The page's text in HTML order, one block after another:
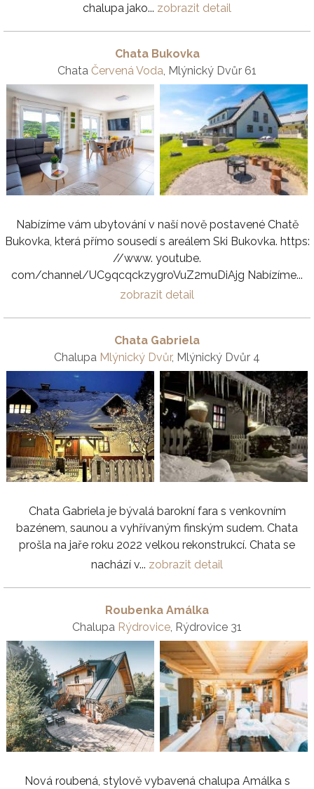
chalupa jako... zobrazit detail
Chata Bukovka
Chata Červená Voda , Mlýnický Dvůr 61
Nabízíme vám ubytování v naší nově postavené Chatě
Bukovka, která přímo sousedí s areálem Ski Bukovka. https:
//www. youtube.
com/channel/UC9qcqckzygroVuZ2muDiAjg Nabízíme...
zobrazit detail
Chata Gabriela
Chalupa Mlýnický Dvůr, Mlýnický Dvůr 4
Chata Gabriela je bývalá barokní fara s venkovním
bazénem, saunou a vyhřívaným finským sudem. Chata
prošla na jaře roku 2022 velkou rekonstrukcí. Chata se
nachází v... zobrazit detail
Roubenka Amálka
Chalupa Rýdrovice, Rýdrovice 31
Nová roubená, stylově vybavená chalupa Amálka s